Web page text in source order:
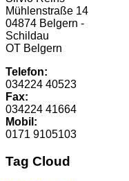
Mühlenstraße 14
04874 Belgern -
Schildau
OT Belgern
Telefon:
034224 40523
Fax:
034224 41664
Mobil:
0171 9105103
Tag Cloud